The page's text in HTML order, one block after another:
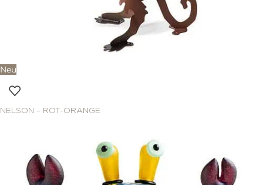
Neu
NELSON – ROT-ORANGE